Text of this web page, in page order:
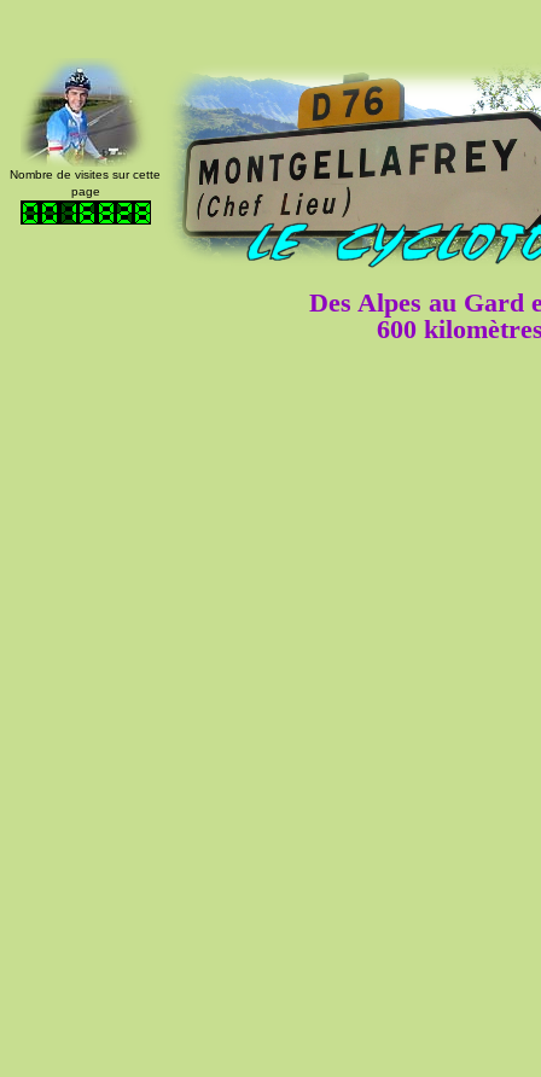
Nombre de visites sur cette
page
Des Alpes au Gard
600